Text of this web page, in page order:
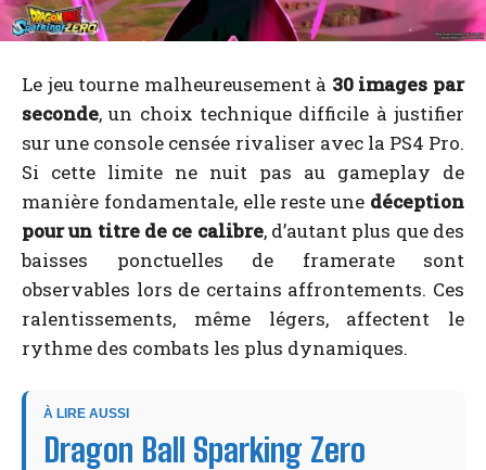
Le jeu tourne malheureusement à 30 images par
seconde, un choix technique difficile à justifier
sur une console censée rivaliser avec la PS4 Pro.
Si cette limite ne nuit pas au gameplay de
manière fondamentale, elle reste une déception
pour un titre de ce calibre, d’autant plus que des
baisses ponctuelles de framerate sont
observables lors de certains affrontements. Ces
ralentissements, même légers, affectent le
rythme des combats les plus dynamiques.
À LIRE AUSSI
Dragon Ball Sparking Zero